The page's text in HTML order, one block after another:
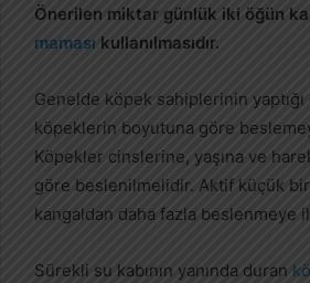
Önerilen miktar günlük iki öğün
maması kullanılmasıdır.
Genelde köpek sahiplerinin
köpeklerin boyutuna göre
Köpekler cinslerine, yaşına ve
göre beslenilmelidir. Aktif küçük
kangaldan daha fazla beslenmeye
Sürekli su kabının yanında duran